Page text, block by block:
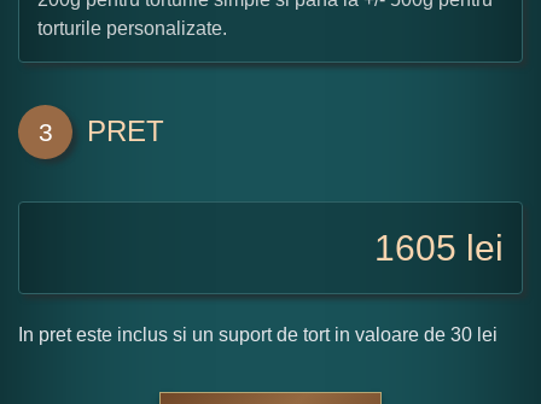
torturile personalizate.
3 PRET
1605 lei
In pret este inclus si un suport de tort in valoare de 30 lei